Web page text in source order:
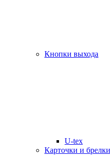
Кнопки выхода
U-tex
Карточки и брелки